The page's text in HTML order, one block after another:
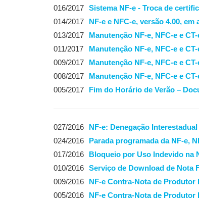
016/2017
Sistema NF-e - Troca de
014/2017
NF-e e NFC-e, versão 4.00,
013/2017
Manutenção NF-e, NFC-e e CT-
011/2017
Manutenção NF-e, NFC-e e CT-
009/2017
Manutenção NF-e, NFC-e e CT-
008/2017
Manutenção NF-e, NFC-e e CT-
005/2017
Fim do Horário de Verão –
027/2016 NF-e: Denegação Interestadual
024/2016
Parada programada da NF-e,
017/2016
Bloqueio por Uso Indevido na
010/2016
Serviço de Download de Nota
009/2016
NF-e Contra-Nota de Produtor
005/2016
NF-e Contra-Nota de Produtor